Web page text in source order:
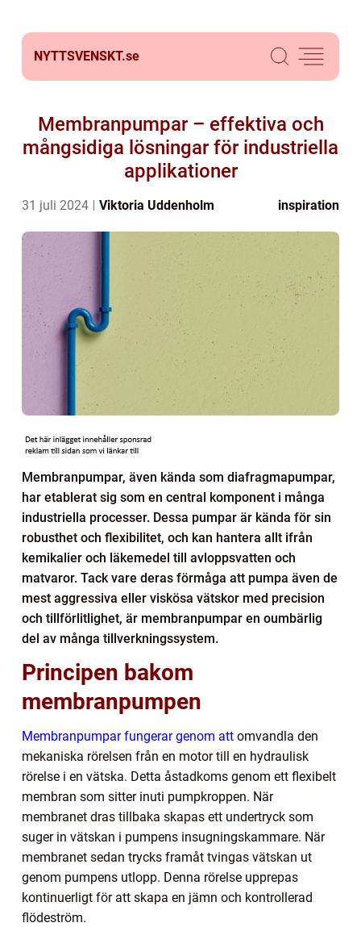
NYTTSVENSKT.se
Membranpumpar – effektiva och
mångsidiga lösningar för industriella
applikationer
31 juli 2024 Viktoria Uddenholm inspiration
Membranpumpar, även kända som diafragmapumpar,
har etablerat sig som en central komponent i många
industriella processer. Dessa pumpar är kända för sin
robusthet och flexibilitet, och kan hantera allt ifrån
kemikalier och läkemedel till avloppsvatten och
matvaror. Tack vare deras förmåga att pumpa även de
mest aggressiva eller viskösa vätskor med precision
och tillförlitlighet, är membranpumpar en oumbärlig
del av många tillverkningssystem.
Principen bakom
membranpumpen
Membranpumpar fungerar genom att omvandla den
mekaniska rörelsen från en motor till en hydraulisk
rörelse i en vätska. Detta åstadkoms genom ett flexibelt
membran som sitter inuti pumpkroppen. När
membranet dras tillbaka skapas ett undertryck som
suger in vätskan i pumpens insugningskammare. När
membranet sedan trycks framåt tvingas vätskan ut
genom pumpens utlopp. Denna rörelse upprepas
kontinuerligt för att skapa en jämn och kontrollerad
flödeström.